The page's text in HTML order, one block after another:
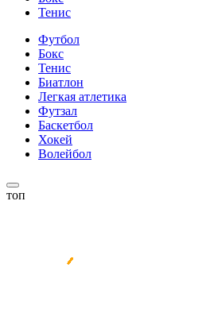
Тенис
Футбол
Бокс
Тенис
Биатлон
Легкая атлетика
Футзал
Баскетбол
Хокей
Волейбол
топ